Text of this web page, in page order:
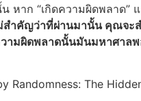
หาก “เกิดความผิดพลาด”
สำคัญว่าที่ผ่านมานั้น คุณจะ
ามผิดพลาดนั้นมันมหาศาล
Randomness: The